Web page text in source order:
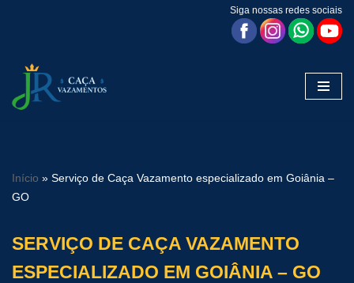
para
conteúdo
Siga nossas redes sociais
Início » Serviço de Caça Vazamento especializado em Goiânia –
GO
SERVIÇO DE CAÇA VAZAMENTO
ESPECIALIZADO EM GOIÂNIA – GO